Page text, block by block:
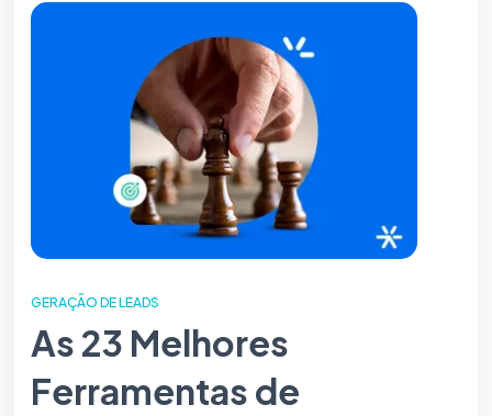
GERAÇÃO DE LEADS
As 23 Melhores
Ferramentas de